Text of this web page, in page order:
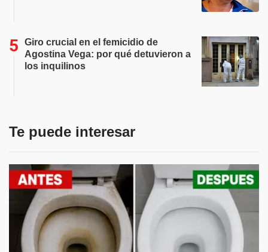
Giro crucial en el femicidio de
Agostina Vega: por qué detuvieron a
los inquilinos
Te puede interesar